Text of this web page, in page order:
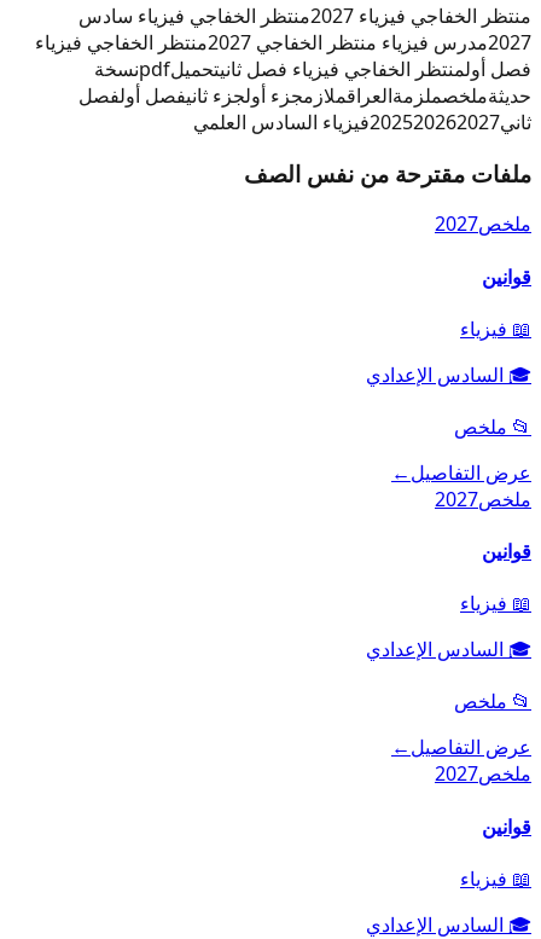
منتظر الخفاجي فيزياء 2027
منتظر الخفاجي فيزياء سادس
2027مدرس فيزياء منتظر الخفاجي 2027
منتظر الخفاجي فيزياء
فصل أولمنتظر الخفاجي فيزياء فصل ثانيتحميلpdfنسخة
حديثةملخصملزمةالعراقملازمجزء أولجزء ثانيفصل أولفصل
ثاني
202520262027 فيزياء السادس العلمي
ملفات مقترحة من نفس الصف
ملخص2027
قوانين
📖 فيزياء
🎓 السادس الإعدادي
📂 ملخص
عرض التفاصيل←
ملخص2027
قوانين
📖 فيزياء
🎓 السادس الإعدادي
📂 ملخص
عرض التفاصيل←
ملخص2027
قوانين
📖 فيزياء
🎓 السادس الإعدادي